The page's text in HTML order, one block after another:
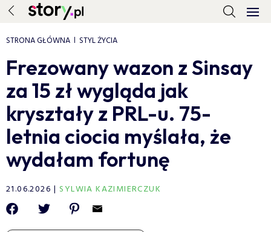
STRONA GŁÓWNA STYL ŻYCIA
Frezowany wazon z Sinsay
za 15 zł wygląda jak
kryształy z PRL-u. 75-
letnia ciocia myślała, że
wydałam fortunę
21.06.2026 SYLWIA KAZIMIERCZUK